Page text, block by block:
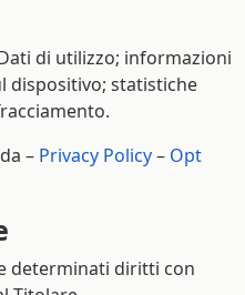
di utilizzo; informazioni
dispositivo; statistiche
– Privacy Policy– Opt
determinati diritti con